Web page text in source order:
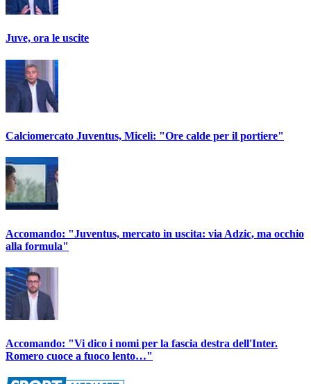
Juve, ora le uscite
Calciomercato Juventus, Miceli: "Ore calde per il portiere"
Accomando: "Juventus, mercato in uscita: via Adzic, ma occhio
alla formula"
Accomando: "Vi dico i nomi per la fascia destra dell'Inter.
Romero cuoce a fuoco lento…"